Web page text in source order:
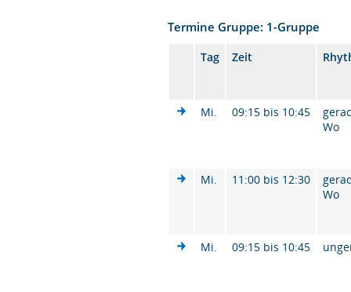
Termine Gruppe: 1-Gruppe
Tag Zeit
Mi. 09:15 bis 10:45
Wo
Mi. 11:00 bis 12:30
Wo
Mi. 09:15 bis 10:45